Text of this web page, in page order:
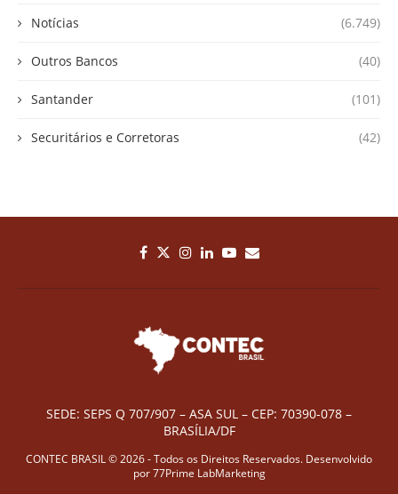
Notícias (6.749)
Outros Bancos (40)
Santander (101)
Securitários e Corretoras (42)
SEDE: SEPS Q 707/907 – ASA SUL – CEP: 70390-078 –
BRASÍLIA/DF
CONTEC BRASIL © 2026 - Todos os Direitos Reservados. Desenvolvido
por77Prime LabMarketing